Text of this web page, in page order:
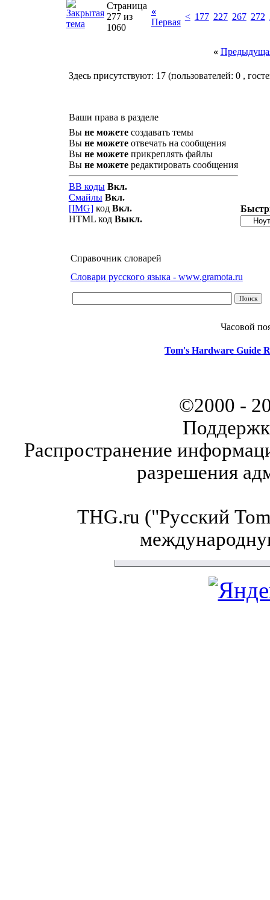
Страница
277 из
1060
«
Первая
< 177 227 267 272
«
Здесь присутствуют: 17 (пользователей: 0 ,
Ваши права в разделе
Вы не можетесоздавать темы
Вы не можетеотвечать на сообщения
Вы не можетеприкреплять файлы
Вы не можетередактировать сообщения
BB коды Вкл.
Смайлы Вкл.
[IMG]код Вкл.
HTML код Выкл.
Справочник словарей
Словари русского языка - www.gramota.ru
Часовой
Tom's Hardware Guide
©2000 -
Распространение
разрешения
THG.ru ("Русский